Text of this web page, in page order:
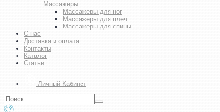
Массажеры
Массажеры для ног
Массажеры для плеч
Массажеры для спины
О нас
Доставка и оплата
Контакты
Каталог
Статьи
Личный Кабинет